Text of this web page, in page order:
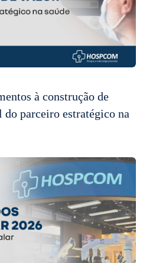
à construção de
parceiro estratégico na